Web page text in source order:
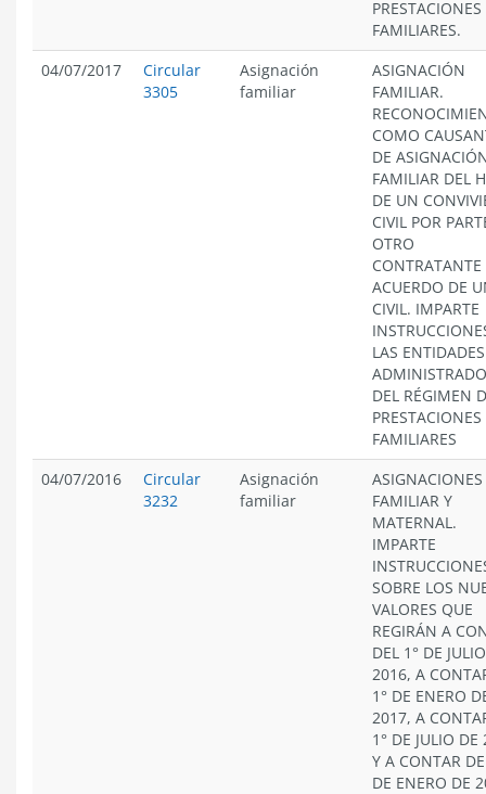
PRESTACIONES
FAMILIARES.
04/07/2017
Circular
3305
Asignación
familiar
ASIGNACIÓN
FAMILIAR.
COMO
DE
FAMILIAR DEL
DE UN
CIVIL POR
OTRO
CONTRATANTE
ACUERDO DE
CIVIL. IMPARTE
LAS ENTIDADES
DEL RÉGIMEN
PRESTACIONES
FAMILIARES
04/07/2016
Circular
3232
Asignación
familiar
ASIGNACIONES
FAMILIAR Y
MATERNAL.
IMPARTE
SOBRE LOS
VALORES QUE
REGIRÁN A
DEL 1° DE
2016, A
1° DE ENERO
2017, A
1° DE JULIO DE
Y A CONTAR
DE ENERO DE